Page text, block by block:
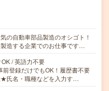
の自動車部品製造のオシゴト！
造する企業でのお仕事です…
/ 英語力不要
登録だけでもOK！履歴書不要
氏名・職種などを入力す…